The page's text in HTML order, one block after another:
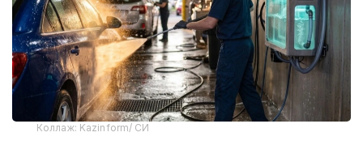
Коллаж: Kazinform/ СИ